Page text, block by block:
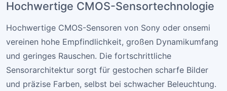
Hochwertige CMOS-Sensortechnologie
Hochwertige CMOS-Sensoren von Sony oder onsemi
vereinen hohe Empfindlichkeit, großen Dynamikumfang
und geringes Rauschen. Die fortschrittliche
Sensorarchitektur sorgt für gestochen scharfe Bilder
und präzise Farben, selbst bei schwacher Beleuchtung.